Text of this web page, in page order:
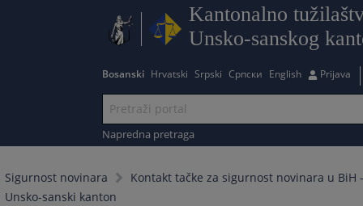
Kantonalno
Unsko-sanskog
Bosanski Hrvatski Srpski Српски English Prijava
Napredna pretraga
Sigurnost novinara
Kontakt tačke za sigurnost novinara u BiH
Unsko-sanski kanton